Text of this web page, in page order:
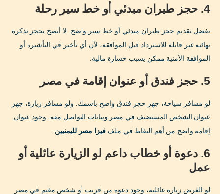
4. حجز طيران مبدئي أو خط سير رحلة
يفضل تقديم حجز طيران مبدئي أو خط سير واضح. لا أنصح بحجز تذكرة
نهائية غير قابلة للاسترداد قبل الموافقة، لأن أي تأخير في التأشيرة أو
الموافقة الأمنية ممكن يسبب خسارة مالية.
5. حجز فندق أو عنوان إقامة في مصر
لو مسافر سياحة، جهز حجز فندق واضح باسمك. ولو مسافر زيارة، جهز
عنوان الشخص المستضيف في مصر وبيانات التواصل معه. وجود عنوان
إقامة واضح من أهم النقاط في ملف فيزا مصر لليمنيين
6. دعوة أو خطاب داعم لو الزيارة عائلية أو
عمل
لو الغرض زيارة عائلية، وجود دعوة من قريب أو شخص مقيم في مصر